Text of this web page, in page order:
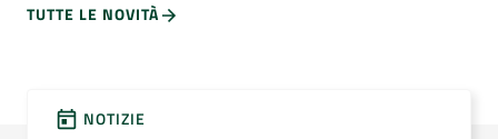
TUTTE LE NOVITÀ
NewsNOTIZIE